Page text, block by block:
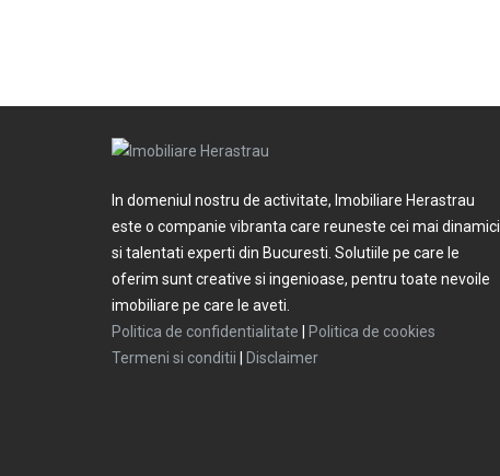
In domeniul nostru de activitate, Imobiliare Herastrau
este o companie vibranta care reuneste cei mai dinamici
si talentati experti din Bucuresti. Solutiile pe care le
oferim sunt creative si ingenioase, pentru toate nevoile
imobiliare pe care le aveti.
Politica de confidentialitate
Politica de cookies
Termeni si conditii
Disclaimer